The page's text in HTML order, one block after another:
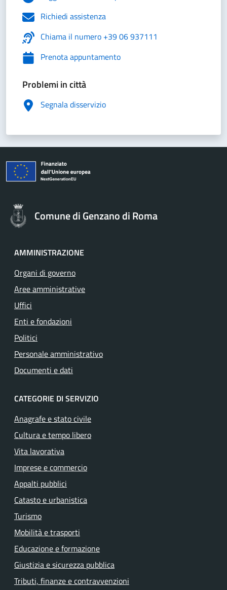
Richiedi assistenza
Chiama il numero +39 06 937111
Prenota appuntamento
Problemi in città
Segnala disservizio
Comune di Genzano di Roma
AMMINISTRAZIONE
Organi di governo
Aree amministrative
Uffici
Enti e fondazioni
Politici
Personale amministrativo
Documenti e dati
CATEGORIE DI SERVIZIO
Anagrafe e stato civile
Cultura e tempo libero
Vita lavorativa
Imprese e commercio
Appalti pubblici
Catasto e urbanistica
Turismo
Mobilità e trasporti
Educazione e formazione
Giustizia e sicurezza pubblica
Tributi, finanze e contravvenzioni